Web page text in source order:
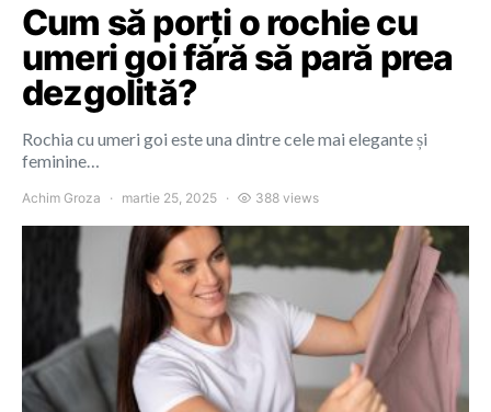
Cum să porți o rochie cu
umeri goi fără să pară prea
dezgolită?
Rochia cu umeri goi este una dintre cele mai elegante și
feminine…
Achim Groza martie 25, 2025 388 views